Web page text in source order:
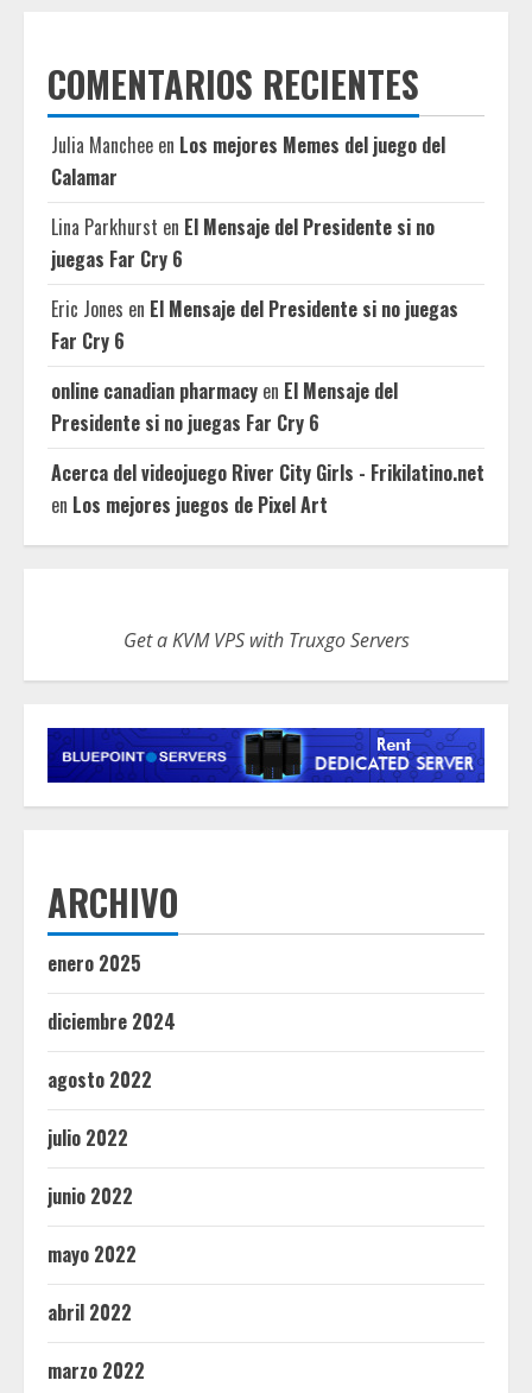
COMENTARIOS RECIENTES
Julia Manchee en Los mejores Memes del juego del
Calamar
Lina Parkhurst en El Mensaje del Presidente si no
juegas Far Cry 6
Eric Jones en El Mensaje del Presidente si no juegas
Far Cry 6
online canadian pharmacy en El Mensaje del
Presidente si no juegas Far Cry 6
Acerca del videojuego River City Girls - Frikilatino.net
en Los mejores juegos de Pixel Art
Get a KVM VPS with Truxgo Servers
ARCHIVO
enero 2025
diciembre 2024
agosto 2022
julio 2022
junio 2022
mayo 2022
abril 2022
marzo 2022